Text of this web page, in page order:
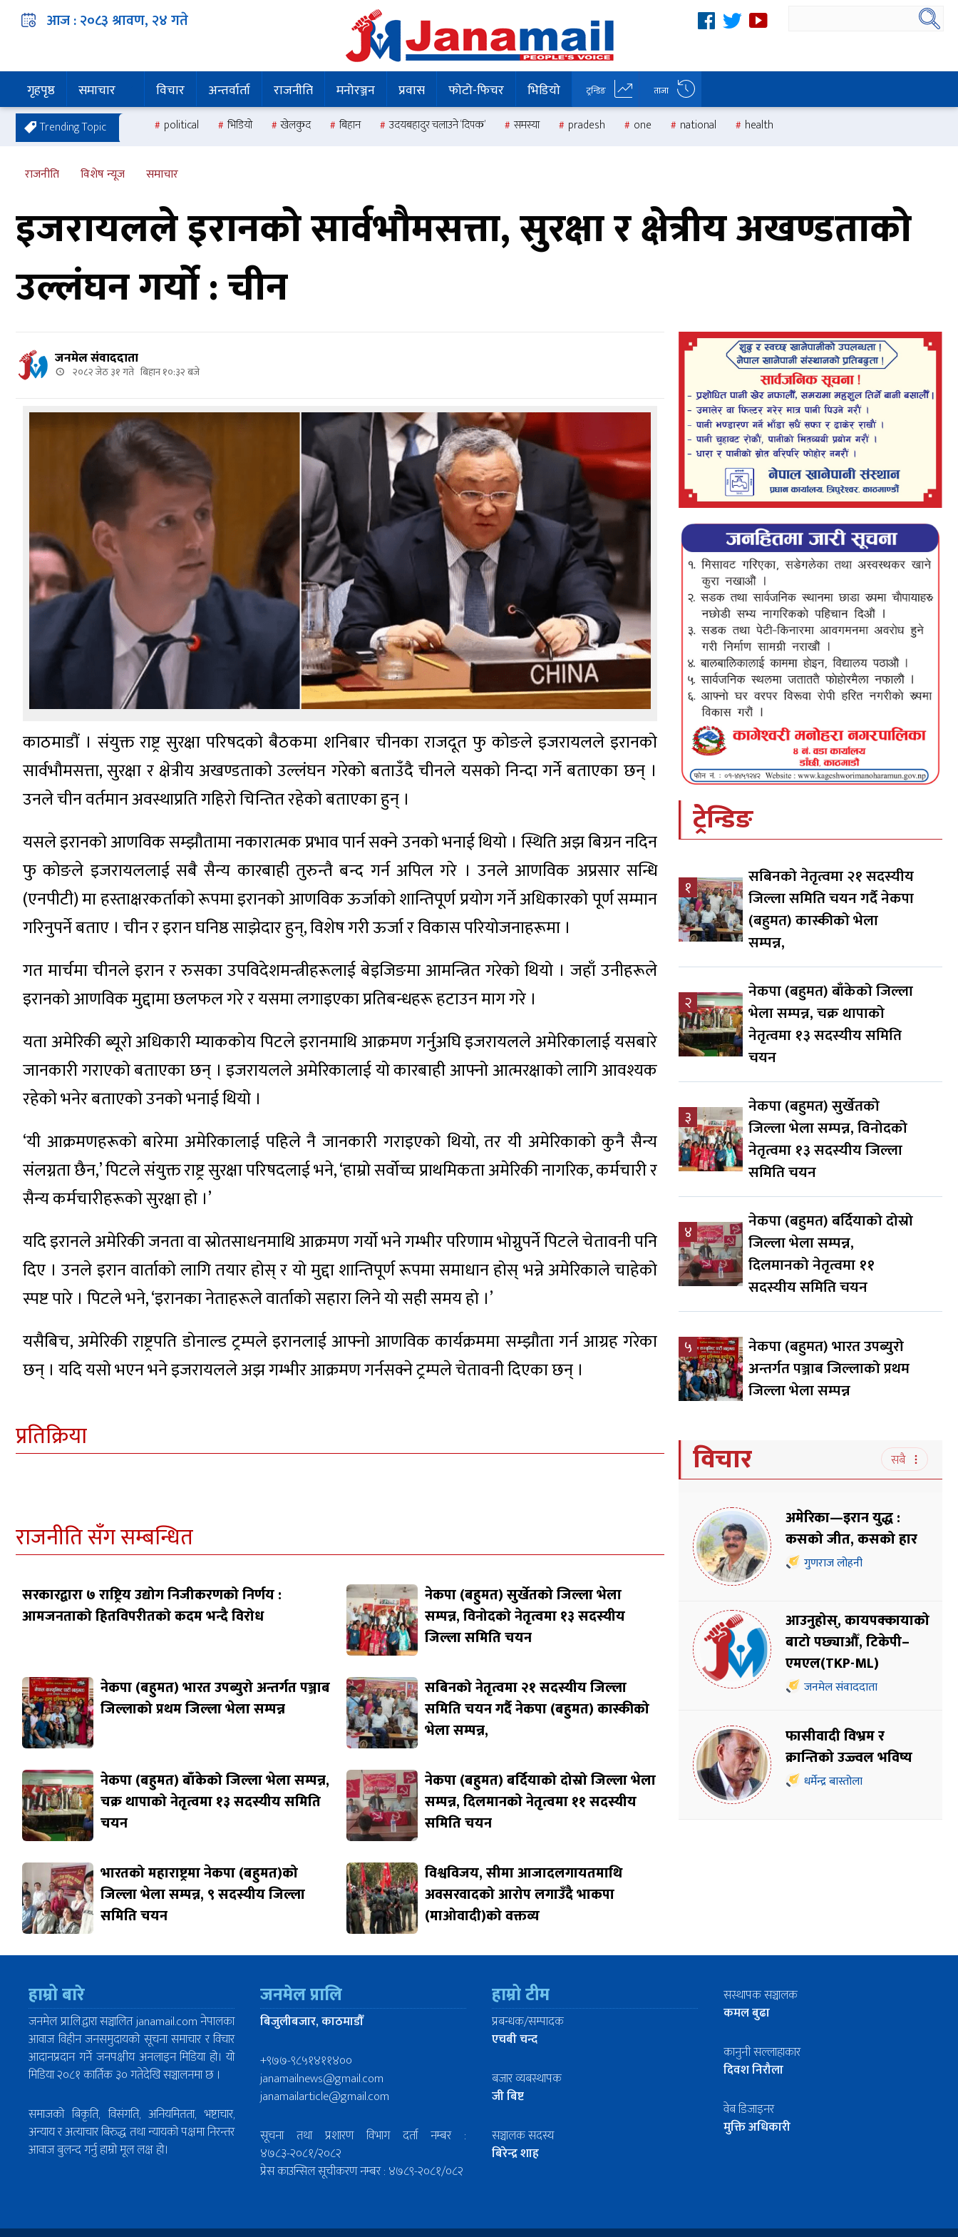
आज :२०८३ श्रावण, २४गते
गृहपृष्ठ समाचार विचार अन्तर्वार्ता राजनीति मनोरञ्जन प्रवास फोटो-फिचर भिडियो ट्रन्डिङ ताजा
Trending Topic political भिडियो खेलकुद बिहान उदयबहादुर चलाउने ‘दिपक’ समस्या pradesh one national health
राजनीति विशेष न्यूज समाचार
इजरायलले इरानको सार्वभौमसत्ता, सुरक्षा र क्षेत्रीय अखण्डताको
उल्लंघन गर्यो : चीन
जनमेल संवाददाता
२०८२ जेठ ३१ गते बिहान १०:३२ बजे
काठमाडौं । संयुक्त राष्ट्र सुरक्षा परिषदको बैठकमा शनिबार चीनका राजदूत फु कोङले इजरायलले इरानको
सार्वभौमसत्ता, सुरक्षा र क्षेत्रीय अखण्डताको उल्लंघन गरेको बताउँदै चीनले यसको निन्दा गर्ने बताएका छन् ।
उनले चीन वर्तमान अवस्थाप्रति गहिरो चिन्तित रहेको बताएका हुन् ।
यसले इरानको आणविक सम्झौतामा नकारात्मक प्रभाव पार्न सक्ने उनको भनाई थियो । स्थिति अझ बिग्रन नदिन
फु कोङले इजरायललाई सबै सैन्य कारबाही तुरुन्तै बन्द गर्न अपिल गरे । उनले आणविक अप्रसार सन्धि
(एनपीटी) मा हस्ताक्षरकर्ताको रूपमा इरानको आणविक ऊर्जाको शान्तिपूर्ण प्रयोग गर्ने अधिकारको पूर्ण सम्मान
गरिनुपर्ने बताए । चीन र इरान घनिष्ठ साझेदार हुन्, विशेष गरी ऊर्जा र विकास परियोजनाहरूमा ।
गत मार्चमा चीनले इरान र रुसका उपविदेशमन्त्रीहरूलाई बेइजिङमा आमन्त्रित गरेको थियो । जहाँ उनीहरूले
इरानको आणविक मुद्दामा छलफल गरे र यसमा लगाइएका प्रतिबन्धहरू हटाउन माग गरे ।
यता अमेरिकी ब्यूरो अधिकारी म्याककोय पिटले इरानमाथि आक्रमण गर्नुअघि इजरायलले अमेरिकालाई यसबारे
जानकारी गराएको बताएका छन् । इजरायलले अमेरिकालाई यो कारबाही आफ्नो आत्मरक्षाको लागि आवश्यक
रहेको भनेर बताएको उनको भनाई थियो ।
‘यी आक्रमणहरूको बारेमा अमेरिकालाई पहिले नै जानकारी गराइएको थियो, तर यी अमेरिकाको कुनै सैन्य
संलग्नता छैन,’ पिटले संयुक्त राष्ट्र सुरक्षा परिषदलाई भने, ‘हाम्रो सर्वोच्च प्राथमिकता अमेरिकी नागरिक, कर्मचारी र
सैन्य कर्मचारीहरूको सुरक्षा हो ।’
यदि इरानले अमेरिकी जनता वा स्रोतसाधनमाथि आक्रमण गर्यो भने गम्भीर परिणाम भोग्नुपर्ने पिटले चेतावनी पनि
दिए । उनले इरान वार्ताको लागि तयार होस् र यो मुद्दा शान्तिपूर्ण रूपमा समाधान होस् भन्ने अमेरिकाले चाहेको
स्पष्ट पारे । पिटले भने, ‘इरानका नेताहरूले वार्ताको सहारा लिने यो सही समय हो ।’
यसैबिच, अमेरिकी राष्ट्रपति डोनाल्ड ट्रम्पले इरानलाई आफ्नो आणविक कार्यक्रममा सम्झौता गर्न आग्रह गरेका
छन् । यदि यसो भएन भने इजरायलले अझ गम्भीर आक्रमण गर्नसक्ने ट्रम्पले चेतावनी दिएका छन् ।
प्रतिक्रिया
राजनीति सँग सम्बन्धित
सरकारद्वारा ७ राष्ट्रिय उद्योग निजीकरणको निर्णय :
आमजनताको हितविपरीतको कदम भन्दै विरोध
नेकपा (बहुमत) सुर्खेतको जिल्ला भेला
सम्पन्न, विनोदको नेतृत्वमा १३ सदस्यीय
जिल्ला समिति चयन
नेकपा (बहुमत) भारत उपब्युरो अन्तर्गत पञ्जाब
जिल्लाको प्रथम जिल्ला भेला सम्पन्न
सबिनको नेतृत्वमा २१ सदस्यीय जिल्ला
समिति चयन गर्दै नेकपा (बहुमत) कास्कीको
भेला सम्पन्न,
नेकपा (बहुमत) बाँकेको जिल्ला भेला सम्पन्न,
चक्र थापाको नेतृत्वमा १३ सदस्यीय समिति
चयन
नेकपा (बहुमत) बर्दियाको दोस्रो जिल्ला भेला
सम्पन्न, दिलमानको नेतृत्वमा ११ सदस्यीय
समिति चयन
भारतको महाराष्ट्रमा नेकपा (बहुमत)को
जिल्ला भेला सम्पन्न, ९ सदस्यीय जिल्ला
समिति चयन
विश्वविजय, सीमा आजादलगायतमाथि
अवसरवादको आरोप लगाउँदै भाकपा
(माओवादी)को वक्तव्य
ट्रेन्डिङ
१
सबिनको नेतृत्वमा २१ सदस्यीय
जिल्ला समिति चयन गर्दै नेकपा
(बहुमत) कास्कीको भेला
सम्पन्न,
२
नेकपा (बहुमत) बाँकेको जिल्ला
भेला सम्पन्न, चक्र थापाको
नेतृत्वमा १३ सदस्यीय समिति
चयन
३
नेकपा (बहुमत) सुर्खेतको
जिल्ला भेला सम्पन्न, विनोदको
नेतृत्वमा १३ सदस्यीय जिल्ला
समिति चयन
४
नेकपा (बहुमत) बर्दियाको दोस्रो
जिल्ला भेला सम्पन्न,
दिलमानको नेतृत्वमा ११
सदस्यीय समिति चयन
५
नेकपा (बहुमत) भारत उपब्युरो
अन्तर्गत पञ्जाब जिल्लाको प्रथम
जिल्ला भेला सम्पन्न
विचार सबै
अमेरिका—इरान युद्ध :
कसको जीत, कसको हार
गुणराज लोहनी
आउनुहोस्, कायपक्कायाको
बाटो पछ्याऔँ, टिकेपी–
एमएल(TKP-ML)
जनमेल संवाददाता
फासीवादी विभ्रम र
क्रान्तिको उज्ज्वल भविष्य
धर्मेन्द्र बास्तोला
हाम्रो बारे
जनमेल प्रा.लि.द्वारा सञ्चालित janamail.com नेपालका
आवाज विहीन जनसमुदायको सूचना समाचार र विचार
आदानप्रदान गर्ने जनपक्षीय अनलाइन मिडिया हो। यो
मिडिया २०८१ कार्तिक ३० गतेदेखि सञ्चालनमा छ ।
समाजको बिकृति, विसंगति, अनियमितता, भष्टाचार,
अन्याय र अत्याचार बिरुद्ध तथा न्यायको पक्षमा निरन्तर
आवाज बुलन्द गर्नु हाम्रो मूल लक्ष हो।
जनमेल प्रालि
बिजुलीबजार, काठमाडौँ
+९७७-९८५१४११४००
janamailnews@gmail.com
janamailarticle@gmail.com
सूचना तथा प्रशारण विभाग दर्ता नम्बर :
४७८३-२०८१/२०८२
प्रेस काउन्सिल सूचीकरण नम्बर : ४७८९-२०८१/०८२
हाम्रो टीम
प्रबन्धक/सम्पादक
एचबी चन्द
बजार व्यबस्थापक
जी बिष्ट
सञ्चालक सदस्य
बिरेन्द्र शाह
सस्थापक सञ्चालक
कमल बुढा
कानुनी सल्लाहाकार
दिवश निरौला
वेब डिजाइनर
मुक्ति अधिकारी